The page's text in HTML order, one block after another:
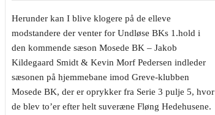
Herunder kan I blive klogere på de elleve
modstandere der venter for Undløse BKs 1.hold i
den kommende sæson Mosede BK – Jakob
Kildegaard Smidt & Kevin Morf Pedersen indleder
sæsonen på hjemmebane imod Greve-klubben
Mosede BK, der er oprykker fra Serie 3 pulje 5, hvor
de blev to’er efter helt suveræne Fløng Hedehusene.